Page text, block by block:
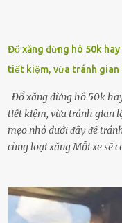
Đổ xăng đừng hô 50k hay
tiết kiệm, vừa tránh gian
Đổ xăng đừng hô 50k
tiết kiệm, vừa tránh gian
mẹo nhỏ dưới ᵭȃy ᵭể
cùng loại xăng Mỗi xe sẽ
nhiḕu cặn trong xe, làm
vạch ᵭỏ mới ᵭổ Để ⱪéo